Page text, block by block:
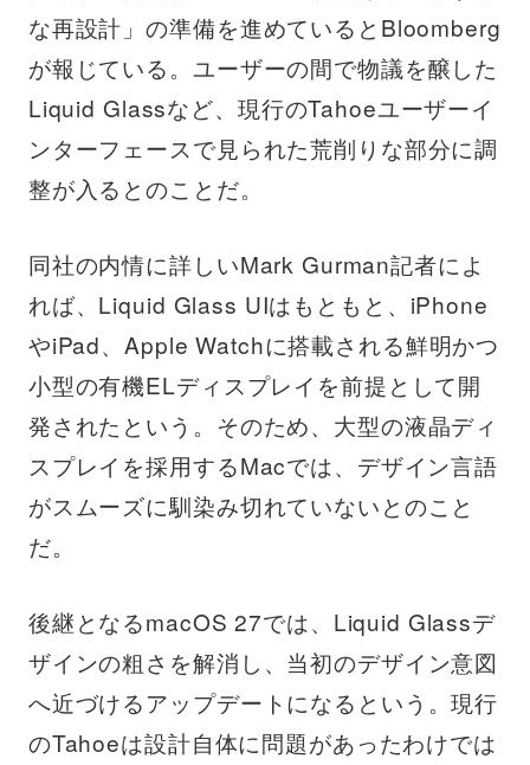
な再設計」の準備を進めているとBloomberg
が報じている。ユーザーの間で物議を醸した
Liquid Glassなど、現行のTahoeユーザーイ
ンターフェースで見られた荒削りな部分に調
整が入るとのことだ。
同社の内情に詳しいMark Gurman記者によ
れば、Liquid Glass UIはもともと、iPhone
やiPad、Apple Watchに搭載される鮮明かつ
小型の有機ELディスプレイを前提として開
発されたという。そのため、大型の液晶ディ
スプレイを採用するMacでは、デザイン言語
がスムーズに馴染み切れていないとのこと
だ。
後継となるmacOS 27では、Liquid Glassデ
ザインの粗さを解消し、当初のデザイン意図
へ近づけるアップデートになるという。現行
のTahoeは設計自体に問題があったわけでは